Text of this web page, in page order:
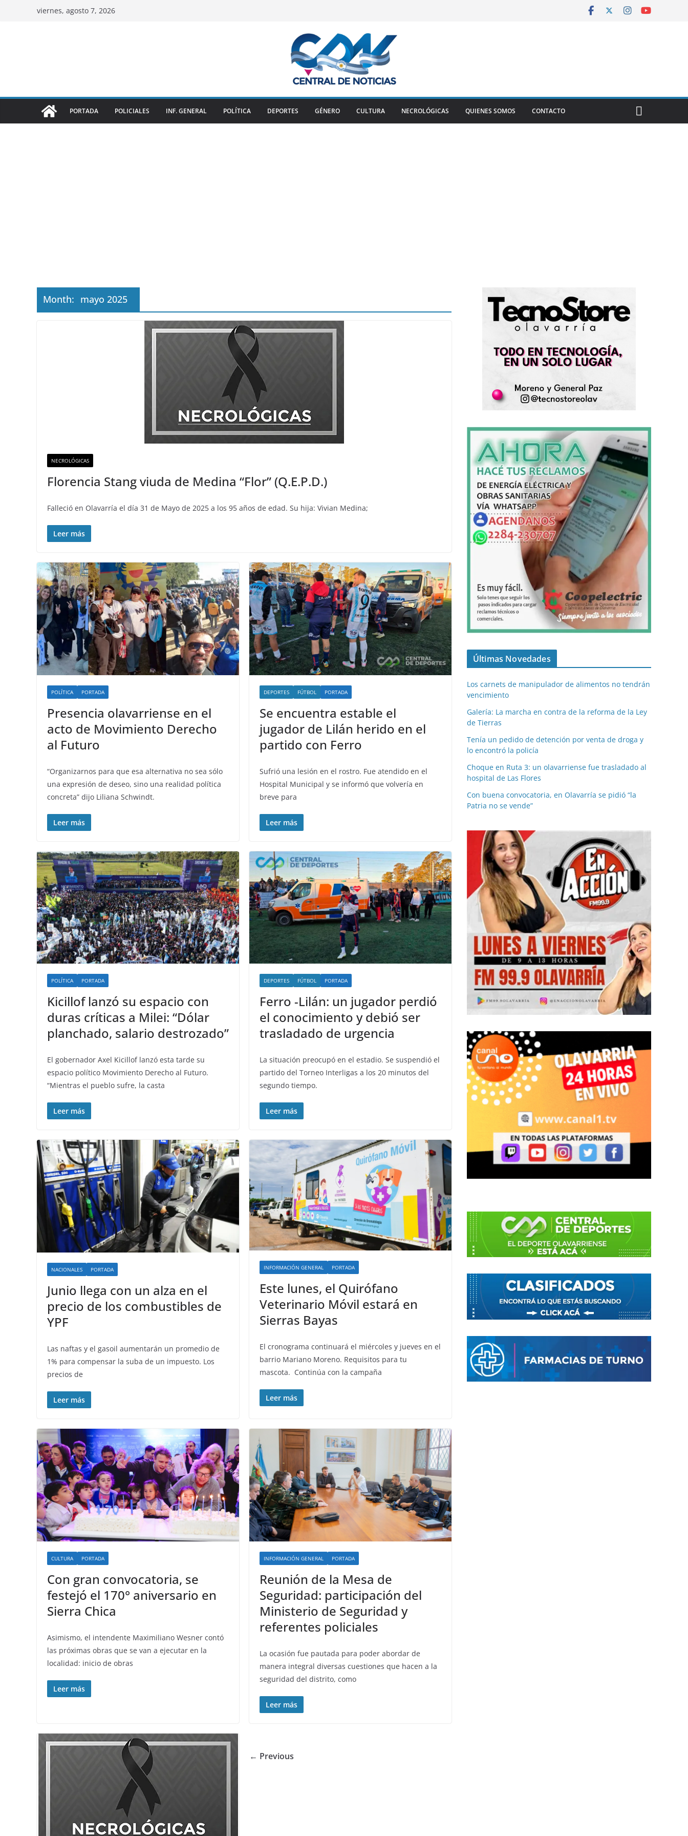
viernes, agosto 7, 2026
PORTADA POLICIALES INF. GENERAL POLÍTICA DEPORTES GÉNERO CULTURA NECROLÓGICAS QUIENES SOMOS CONTACTO
Month: mayo 2025
NECROLÓGICAS
Florencia Stang viuda de Medina “Flor” (Q.E.P.D.)
Falleció en Olavarría el día 31 de Mayo de 2025 a los 95 años de edad. Su hija: Vivian Medina;
Leer más
POLÍTICA PORTADA
Presencia olavarriense en el
acto de Movimiento Derecho
al Futuro
“Organizarnos para que esa alternativa no sea sólo
una expresión de deseo, sino una realidad política
concreta” dijo Liliana Schwindt.
Leer más
DEPORTES FÚTBOL PORTADA
Se encuentra estable el
jugador de Lilán herido en el
partido con Ferro
Sufrió una lesión en el rostro. Fue atendido en el
Hospital Municipal y se informó que volvería en
breve para
Leer más
POLÍTICA PORTADA
Kicillof lanzó su espacio con
duras críticas a Milei: “Dólar
planchado, salario destrozado”
El gobernador Axel Kicillof lanzó esta tarde su
espacio político Movimiento Derecho al Futuro.
“Mientras el pueblo sufre, la casta
Leer más
DEPORTES FÚTBOL PORTADA
Ferro -Lilán: un jugador perdió
el conocimiento y debió ser
trasladado de urgencia
La situación preocupó en el estadio. Se suspendió el
partido del Torneo Interligas a los 20 minutos del
segundo tiempo.
Leer más
NACIONALES PORTADA
Junio llega con un alza en el
precio de los combustibles de
YPF
Las naftas y el gasoil aumentarán un promedio de
1% para compensar la suba de un impuesto. Los
precios de
Leer más
INFORMACIÓN GENERAL PORTADA
Este lunes, el Quirófano
Veterinario Móvil estará en
Sierras Bayas
El cronograma continuará el miércoles y jueves en el
barrio Mariano Moreno. Requisitos para tu
mascota. Continúa con la campaña
Leer más
CULTURA PORTADA
Con gran convocatoria, se
festejó el 170° aniversario en
Sierra Chica
Asimismo, el intendente Maximiliano Wesner contó
las próximas obras que se van a ejecutar en la
localidad: inicio de obras
Leer más
INFORMACIÓN GENERAL PORTADA
Reunión de la Mesa de
Seguridad: participación del
Ministerio de Seguridad y
referentes policiales
La ocasión fue pautada para poder abordar de
manera integral diversas cuestiones que hacen a la
seguridad del distrito, como
Leer más
← Previous
Últimas Novedades
Los carnets de manipulador de alimentos no tendrán
vencimiento
Galería: La marcha en contra de la reforma de la Ley
de Tierras
Tenía un pedido de detención por venta de droga y
lo encontró la policía
Choque en Ruta 3: un olavarriense fue trasladado al
hospital de Las Flores
Con buena convocatoria, en Olavarría se pidió “la
Patria no se vende”